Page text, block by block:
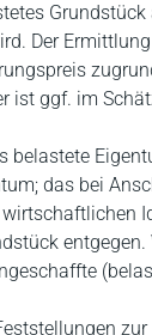
Der
ist ggf. im
belastete
das bei